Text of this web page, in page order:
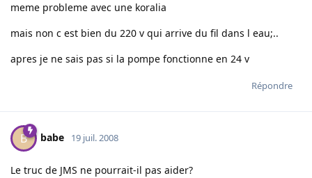
meme probleme avec une koralia
mais non c est bien du 220 v qui arrive du fil dans l eau;..
apres je ne sais pas si la pompe fonctionne en 24 v
Répondre
B babe 19 juil. 2008
Le truc de JMS ne pourrait-il pas aider?